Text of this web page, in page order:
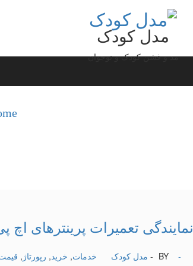
مدل کودک
مد و فشن کودک و نوجوان
/
نمایندگی تعمیرات پرینترهای اچ
BY - مدل کودک خدمات, خرید, رپورتاژ , -